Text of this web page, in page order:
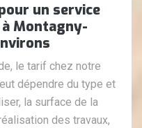
un service
Montagny-
le tarif chez notre
dépendre du type et
la surface de la
des travaux,